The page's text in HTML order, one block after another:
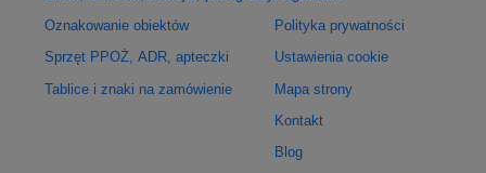
Oznakowanie obiektów
Sprzęt PPOŻ, ADR, apteczki
Tablice i znaki na zamówienie
Polityka prywatności
Ustawienia cookie
Mapa strony
Kontakt
Blog